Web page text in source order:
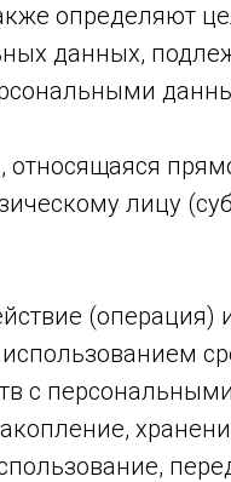
определяют
данных,
лицу
(операция)
с персональными